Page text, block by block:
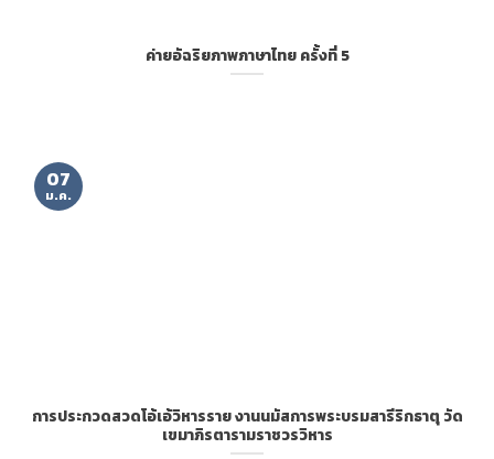
ค่ายอัฉริยภาพภาษาไทย ครั้งที่ 5
การประกวดสวดโอ้เอ้วิหารราย งานนมัสการพระบรมสารีริกธาตุ วัด
เขมาภิรตารามราชวรวิหาร
07
ม.ค.